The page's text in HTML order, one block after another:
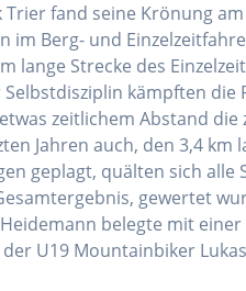
fand seine Krönung
im Berg- und
lange Strecke des
kämpften
zeitlichem Abstand
Jahren auch, den 3,4
geplagt, quälten sich
gewertet
belegte mit
U19 Mountainbiker